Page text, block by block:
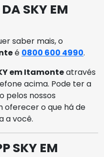
SKY EM
saber mais, o
é 0800 600 4990.
em Itamonteatravés
acima. Pode ter a
pelos nossos
oferecer o que há de
a você.
SKY EM